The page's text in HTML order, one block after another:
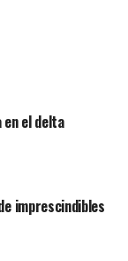
en el delta
imprescindibles